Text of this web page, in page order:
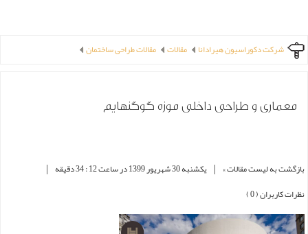
شرکت دکوراسیون هیرادانا مقالات مقالات طراحی ساختمان
معماری و طراحی داخلی موزه گوگنهایم
بازگشت به لیست مقالات » | یکشنبه 30 شهریور 1399 در ساعت 12 : 34 دقیقه |
نظرات کاربران ( 0 )